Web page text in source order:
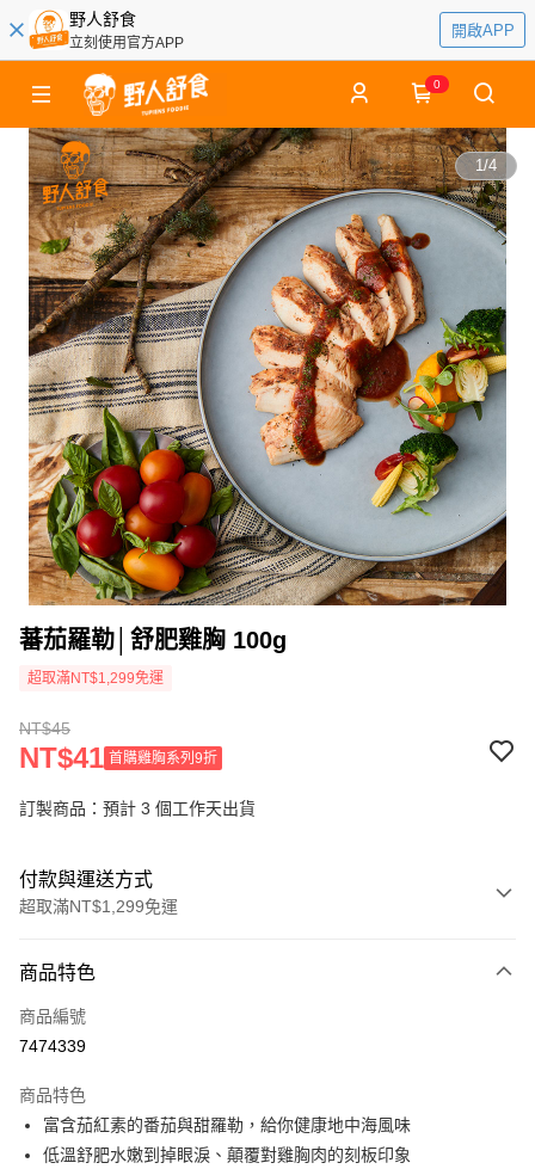
野人舒食
立刻使用官方APP
開啟APP
0
1/4
蕃茄羅勒│舒肥雞胸 100g
超取滿NT$1,299免運
NT$45
NT$41 首購雞胸系列9折
訂製商品：預計 3 個工作天出貨
付款與運送方式
超取滿NT$1,299免運
信用卡一次付款
信用卡分期付款
合作金庫商業銀行
華南商業銀行
彰化商業銀行
上海商業儲蓄銀行
台北富邦商業銀行
LINE Pay
Apple Pay
商品特色
商品編號
7474339
商品特色
富含茄紅素的番茄與甜羅勒，給你健康地中海風味
低溫舒肥水嫩到掉眼淚、顛覆對雞胸肉的刻板印象